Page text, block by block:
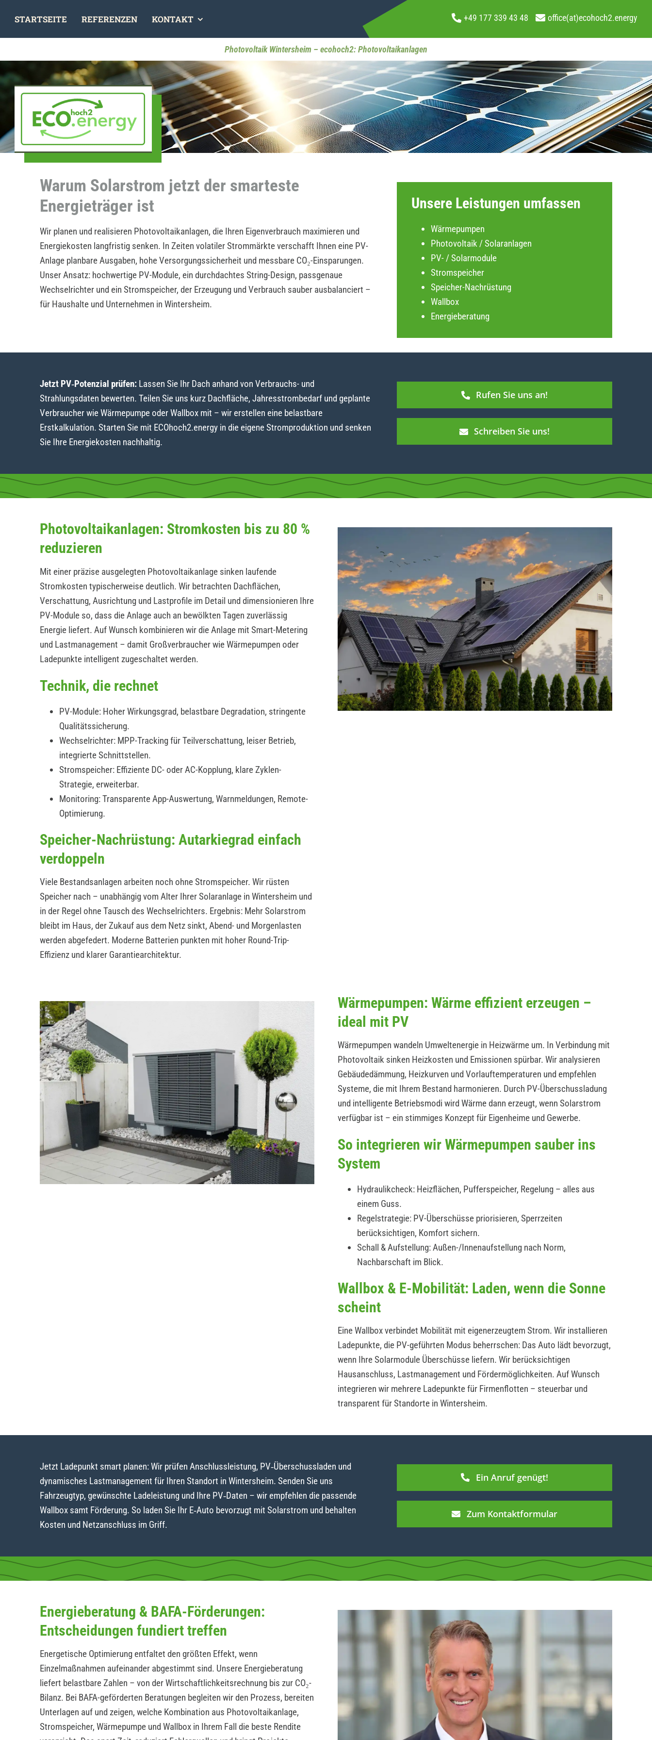
content
STARTSEITE REFERENZEN KONTAKT +49 177 339 43 48 office(at)ecohoch2.energy
Photovoltaik Wintersheim – ecohoch2: Photovoltaikanlagen
Warum Solarstrom jetzt der smarteste
Energieträger ist
Wir planen und realisieren Photovoltaikanlagen, die Ihren Eigenverbrauch maximieren und
Energiekosten langfristig senken. In Zeiten volatiler Strommärkte verschafft Ihnen eine PV-
Anlage planbare Ausgaben, hohe Versorgungssicherheit und messbare CO₂-Einsparungen.
Unser Ansatz: hochwertige PV-Module, ein durchdachtes String-Design, passgenaue
Wechselrichter und ein Stromspeicher, der Erzeugung und Verbrauch sauber ausbalanciert –
für Haushalte und Unternehmen in Wintersheim.
Unsere Leistungen umfassen
Wärmepumpen
Photovoltaik / Solaranlagen
PV- / Solarmodule
Stromspeicher
Speicher-Nachrüstung
Wallbox
Energieberatung
Jetzt PV‑Potenzial prüfen:Lassen Sie Ihr Dach anhand von Verbrauchs- und
Strahlungsdaten bewerten. Teilen Sie uns kurz Dachfläche, Jahresstrombedarf und geplante
Verbraucher wie Wärmepumpe oder Wallbox mit – wir erstellen eine belastbare
Erstkalkulation. Starten Sie mit ECOhoch2.energy in die eigene Stromproduktion und senken
Sie Ihre Energiekosten nachhaltig.
Rufen Sie uns an!
Schreiben Sie uns!
Photovoltaikanlagen: Stromkosten bis zu 80 %
reduzieren
Mit einer präzise ausgelegten Photovoltaikanlage sinken laufende
Stromkosten typischerweise deutlich. Wir betrachten Dachflächen,
Verschattung, Ausrichtung und Lastprofile im Detail und dimensionieren Ihre
PV-Module so, dass die Anlage auch an bewölkten Tagen zuverlässig
Energie liefert. Auf Wunsch kombinieren wir die Anlage mit Smart-Metering
und Lastmanagement – damit Großverbraucher wie Wärmepumpen oder
Ladepunkte intelligent zugeschaltet werden.
Technik, die rechnet
PV-Module: Hoher Wirkungsgrad, belastbare Degradation, stringente
Qualitätssicherung.
Wechselrichter: MPP-Tracking für Teilverschattung, leiser Betrieb,
integrierte Schnittstellen.
Stromspeicher: Effiziente DC- oder AC-Kopplung, klare Zyklen-
Strategie, erweiterbar.
Monitoring: Transparente App-Auswertung, Warnmeldungen, Remote-
Optimierung.
Speicher-Nachrüstung: Autarkiegrad einfach
verdoppeln
Viele Bestandsanlagen arbeiten noch ohne Stromspeicher. Wir rüsten
Speicher nach – unabhängig vom Alter Ihrer Solaranlage in Wintersheim und
in der Regel ohne Tausch des Wechselrichters. Ergebnis: Mehr Solarstrom
bleibt im Haus, der Zukauf aus dem Netz sinkt, Abend- und Morgenlasten
werden abgefedert. Moderne Batterien punkten mit hoher Round-Trip-
Effizienz und klarer Garantiearchitektur.
Wärmepumpen: Wärme effizient erzeugen –
ideal mit PV
Wärmepumpen wandeln Umweltenergie in Heizwärme um. In Verbindung mit
Photovoltaik sinken Heizkosten und Emissionen spürbar. Wir analysieren
Gebäudedämmung, Heizkurven und Vorlauftemperaturen und empfehlen
Systeme, die mit Ihrem Bestand harmonieren. Durch PV-Überschussladung
und intelligente Betriebsmodi wird Wärme dann erzeugt, wenn Solarstrom
verfügbar ist – ein stimmiges Konzept für Eigenheime und Gewerbe.
So integrieren wir Wärmepumpen sauber ins
System
Hydraulikcheck: Heizflächen, Pufferspeicher, Regelung – alles aus
einem Guss.
Regelstrategie: PV-Überschüsse priorisieren, Sperrzeiten
berücksichtigen, Komfort sichern.
Schall & Aufstellung: Außen-/Innenaufstellung nach Norm,
Nachbarschaft im Blick.
Wallbox & E-Mobilität: Laden, wenn die Sonne
scheint
Eine Wallbox verbindet Mobilität mit eigenerzeugtem Strom. Wir installieren
Ladepunkte, die PV-geführten Modus beherrschen: Das Auto lädt bevorzugt,
wenn Ihre Solarmodule Überschüsse liefern. Wir berücksichtigen
Hausanschluss, Lastmanagement und Fördermöglichkeiten. Auf Wunsch
integrieren wir mehrere Ladepunkte für Firmenflotten – steuerbar und
transparent für Standorte in Wintersheim.
Jetzt Ladepunkt smart planen: Wir prüfen Anschlussleistung, PV‑Überschussladen und
dynamisches Lastmanagement für Ihren Standort in Wintersheim. Senden Sie uns
Fahrzeugtyp, gewünschte Ladeleistung und Ihre PV‑Daten – wir empfehlen die passende
Wallbox samt Förderung. So laden Sie Ihr E‑Auto bevorzugt mit Solarstrom und behalten
Kosten und Netzanschluss im Griff.
Ein Anruf genügt!
Zum Kontaktformular
Energieberatung & BAFA-Förderungen:
Entscheidungen fundiert treffen
Energetische Optimierung entfaltet den größten Effekt, wenn
Einzelmaßnahmen aufeinander abgestimmt sind. Unsere Energieberatung
liefert belastbare Zahlen – von der Wirtschaftlichkeitsrechnung bis zur CO₂-
Bilanz. Bei BAFA-geförderten Beratungen begleiten wir den Prozess, bereiten
Unterlagen auf und zeigen, welche Kombination aus Photovoltaikanlage,
Stromspeicher, Wärmepumpe und Wallbox in Ihrem Fall die beste Rendite